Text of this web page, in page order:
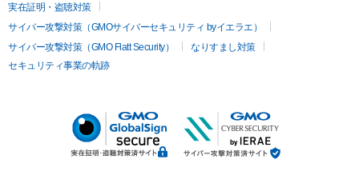
実在証明・盗聴対策
サイバー攻撃対策（GMOサイバーセキュリティ byイエラエ）
サイバー攻撃対策（GMO Flatt Security）
なりすまし対策
セキュリティ事業の軌跡